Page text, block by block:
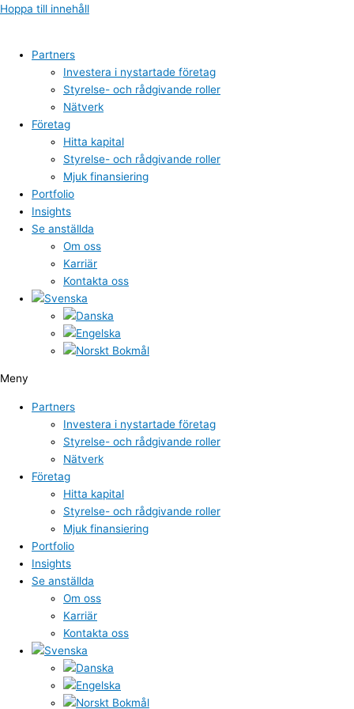
Hoppa till innehåll
Partners
Investera i nystartade företag
Styrelse- och rådgivande roller
Nätverk
Företag
Hitta kapital
Styrelse- och rådgivande roller
Mjuk finansiering
Portfolio
Insights
Se anställda
Om oss
Karriär
Kontakta oss
Meny
Partners
Investera i nystartade företag
Styrelse- och rådgivande roller
Nätverk
Företag
Hitta kapital
Styrelse- och rådgivande roller
Mjuk finansiering
Portfolio
Insights
Se anställda
Om oss
Karriär
Kontakta oss